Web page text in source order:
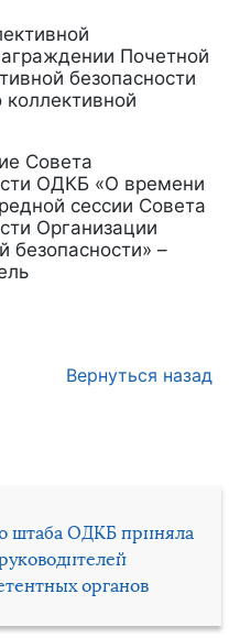
штаба ОДКБ приняла
органов
Почетной
безопасности
Совета
ОДКБ «О времени
сессии Совета
Организации
безопасности» –
Вернуться назад